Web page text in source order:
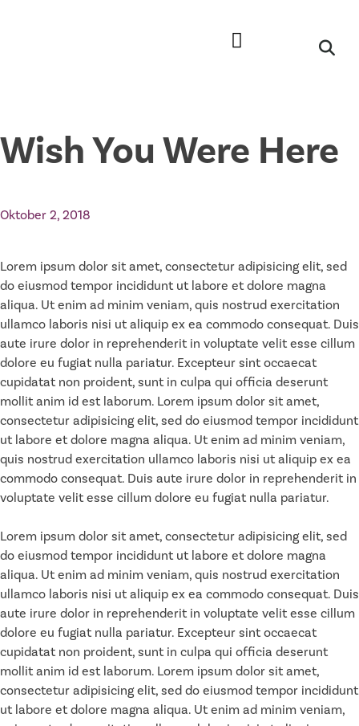
Wish You Were Here
Oktober 2, 2018
Lorem ipsum dolor sit amet, consectetur adipisicing elit, sed
do eiusmod tempor incididunt ut labore et dolore magna
aliqua. Ut enim ad minim veniam, quis nostrud exercitation
ullamco laboris nisi ut aliquip ex ea commodo consequat. Duis
aute irure dolor in reprehenderit in voluptate velit esse cillum
dolore eu fugiat nulla pariatur. Excepteur sint occaecat
cupidatat non proident, sunt in culpa qui officia deserunt
mollit anim id est laborum. Lorem ipsum dolor sit amet,
consectetur adipisicing elit, sed do eiusmod tempor incididunt
ut labore et dolore magna aliqua. Ut enim ad minim veniam,
quis nostrud exercitation ullamco laboris nisi ut aliquip ex ea
commodo consequat. Duis aute irure dolor in reprehenderit in
voluptate velit esse cillum dolore eu fugiat nulla pariatur.
Lorem ipsum dolor sit amet, consectetur adipisicing elit, sed
do eiusmod tempor incididunt ut labore et dolore magna
aliqua. Ut enim ad minim veniam, quis nostrud exercitation
ullamco laboris nisi ut aliquip ex ea commodo consequat. Duis
aute irure dolor in reprehenderit in voluptate velit esse cillum
dolore eu fugiat nulla pariatur. Excepteur sint occaecat
cupidatat non proident, sunt in culpa qui officia deserunt
mollit anim id est laborum. Lorem ipsum dolor sit amet,
consectetur adipisicing elit, sed do eiusmod tempor incididunt
ut labore et dolore magna aliqua. Ut enim ad minim veniam,